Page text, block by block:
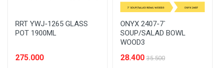
RRT YWJ-1265 GLASS
POT 1900ML
275.000
ONYX 2407-7`
SOUP/SALAD BOWL
WOOD3
28.400 35.500